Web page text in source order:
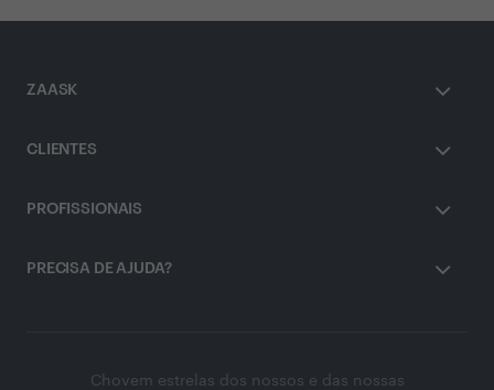
ZAASK
CLIENTES
PROFISSIONAIS
PRECISA DE AJUDA?
Chovem estrelas dos nossos e das nossas